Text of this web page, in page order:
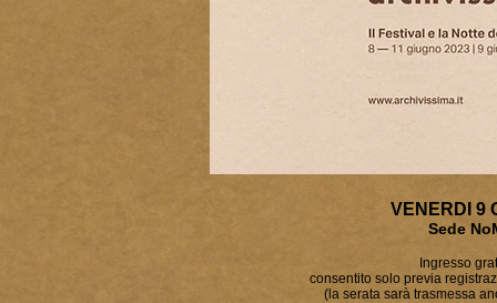
VENERDI 9
Sede
Ingresso
consentito solo previa
(la serata sarà trasmessa